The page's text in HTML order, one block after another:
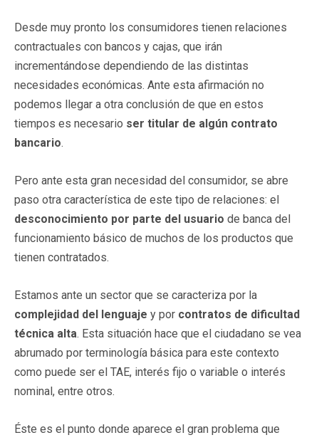
Desde muy pronto los consumidores tienen relaciones
contractuales con bancos y cajas, que irán
incrementándose dependiendo de las distintas
necesidades económicas. Ante esta afirmación no
podemos llegar a otra conclusión de que en estos
tiempos es necesario ser titular de algún contrato
bancario.
Pero ante esta gran necesidad del consumidor, se abre
paso otra característica de este tipo de relaciones: el
desconocimiento por parte del usuario de banca del
funcionamiento básico de muchos de los productos que
tienen contratados.
Estamos ante un sector que se caracteriza por la
complejidad del lenguaje y por contratos de dificultad
técnica alta. Esta situación hace que el ciudadano se vea
abrumado por terminología básica para este contexto
como puede ser el TAE, interés fijo o variable o interés
nominal, entre otros.
Éste es el punto donde aparece el gran problema que